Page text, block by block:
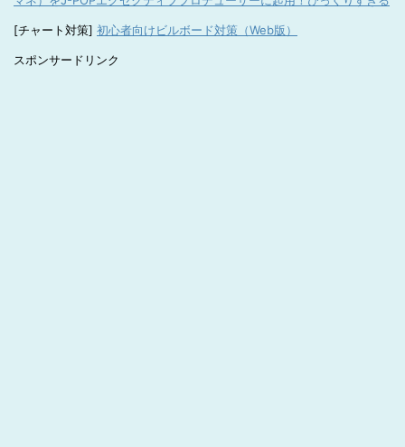
[チャート対策] 初心者向けビルボード対策（Web版）
スポンサードリンク